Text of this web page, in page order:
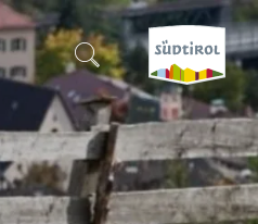
& BUCHEN
SÜDTIROL